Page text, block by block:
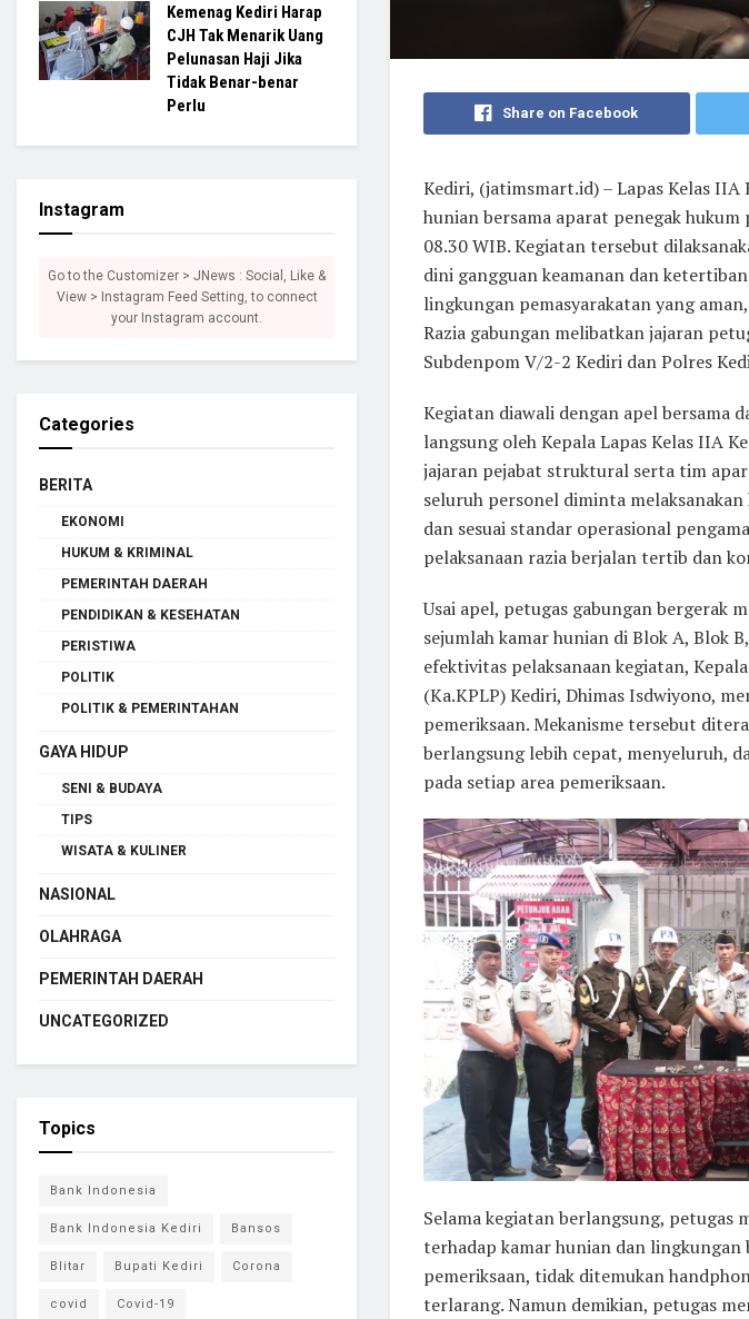
Share on Facebook
Kediri, (jatimsmart.id) – Lapas Kelas
hunian bersama aparat penegak
08.30 WIB. Kegiatan tersebut
dini gangguan keamanan dan
lingkungan pemasyarakatan yang
Razia gabungan melibatkan jajaran
Subdenpom V/2-2 Kediri dan Polres
Kegiatan diawali dengan apel bersama
langsung oleh Kepala Lapas Kelas IIA
jajaran pejabat struktural serta tim
seluruh personel diminta
dan sesuai standar operasional
pelaksanaan razia berjalan tertib dan
Usai apel, petugas gabungan bergerak
sejumlah kamar hunian di Blok A, Blok
efektivitas pelaksanaan kegiatan,
(Ka.KPLP) Kediri, Dhimas Isdwiyono,
pemeriksaan. Mekanisme tersebut
berlangsung lebih cepat, menyeluruh,
pada setiap area pemeriksaan.
Selama kegiatan berlangsung, petugas
terhadap kamar hunian dan lingkungan
pemeriksaan, tidak ditemukan
terlarang. Namun demikian, petugas
Kemenag Kediri Harap
CJH Tak Menarik Uang
Pelunasan Haji Jika
Tidak Benar-benar
Perlu
Instagram
Go to the Customizer > JNews : Social, Like &
View > Instagram Feed Setting, to connect
your Instagram account.
Categories
BERITA
EKONOMI
HUKUM & KRIMINAL
PEMERINTAH DAERAH
PENDIDIKAN & KESEHATAN
PERISTIWA
POLITIK
POLITIK & PEMERINTAHAN
GAYA HIDUP
SENI & BUDAYA
TIPS
WISATA & KULINER
NASIONAL
OLAHRAGA
PEMERINTAH DAERAH
UNCATEGORIZED
Topics
Bank Indonesia
Bank Indonesia Kediri Bansos
Blitar Bupati Kediri Corona
covid Covid-19